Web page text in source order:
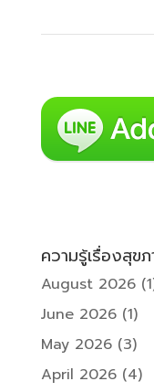
ความรู้เรื่องสุข
August 2026
June 2026(1)
May 2026(3)
April 2026(4)